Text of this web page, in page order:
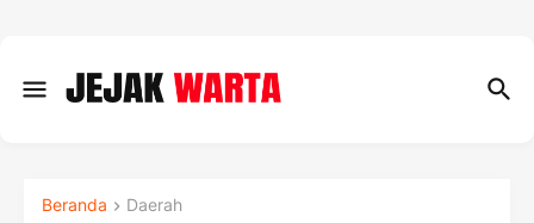
Beranda Daerah